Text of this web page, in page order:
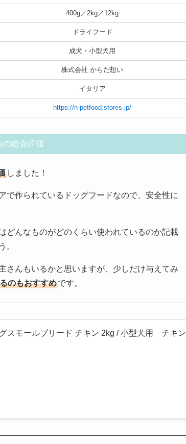
400g／2kg／12kg
ドライフード
成犬・小型犬用
株式会社 からだ想い
イタリア
https://n-petfood.stores.jp/
の総合評価
しました！
で作られているドッグフードなので、安全性に
どんなものがどのくらい使われているのか記載
。
さんもいるかと思いますが、少しだけ与えてみ
のもおすすめです。
スモールブリード チキン 2kg / 小型犬用 チキン